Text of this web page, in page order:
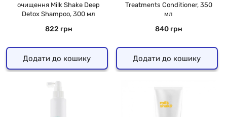
очищення Milk Shake Deep
Detox Shampoo, 300 мл
822 грн
Додати до кошику
Treatments Conditioner, 350
мл
840 грн
Додати до кошику